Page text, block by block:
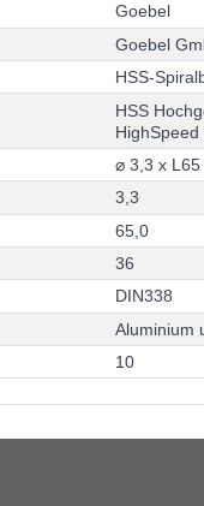
Goebel
Goebel Gm
HSS-Spiral
HSS Hochg
HighSpeed
⌀ 3 ,3 x L65
3,3
65 ,0
36
DIN338
Aluminium
10